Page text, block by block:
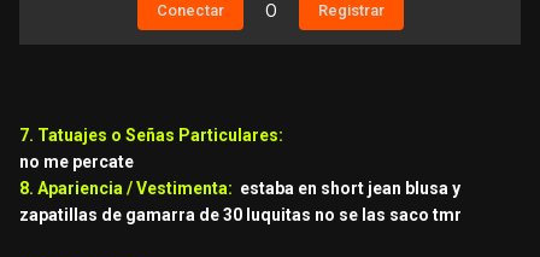
Conectar O Registrar
7. Tatuajes o Señas Particulares:
no me percate
8. Apariencia / Vestimenta: estaba en short jean blusa y
zapatillas de gamarra de 30 luquitas no se las saco tmr